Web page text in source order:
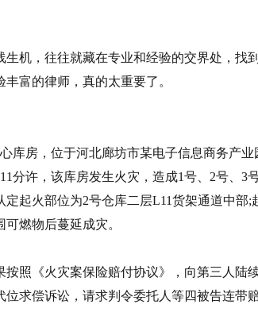
生机，往往就藏在专业和经验的交界处，找
富的律师，真的太重要了。
库房，位于河北廊坊市某电子信息商务产
分许，该库房发生火灾，造成1号、2号、3
起火部位为2号仓库二层L11货架通道中部
燃物后蔓延成灾。
照《火灾案保险赔付协议》，向第三人陆
求偿诉讼，请求判令委托人等四被告连带